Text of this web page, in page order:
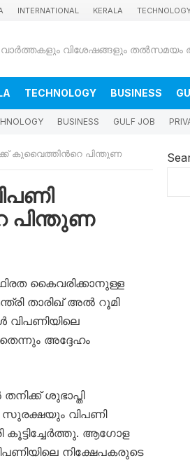
INTERNATIONAL KERALA
TECHNOLOGY BUSINESS
BUSINESS GULF JOB
കുവൈത്തിൻറെ പിന്തുണ
പിന്തുണ
കൈവരിക്കാനുള്ള
താരിഖ് അൽ റൂമി
വിപണിയിലെ
അദ്ദേഹം
ശുഭാപ്തി
സുരക്ഷയും വിപണി
കൂട്ടിച്ചേർത്തു. ആഗോള
നിക്ഷേപകരുടെ